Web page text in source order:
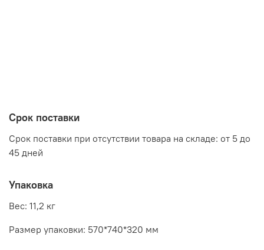
Срок поставки
Срок поставки при отсутствии товара на складе: от 5 до
45 дней
Упаковка
Вес: 11,2 кг
Размер упаковки: 570*740*320 мм